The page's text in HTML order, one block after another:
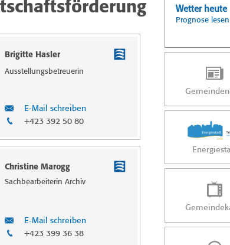
Brigitte Hasler
Aus­stel­lungs­betreuerin
E-Mail schreiben
+423 392 50 80
Christine Marogg
Sachbearbeiterin Archiv
E-Mail schreiben
+423 399 36 38
Wetter heute
Prognose